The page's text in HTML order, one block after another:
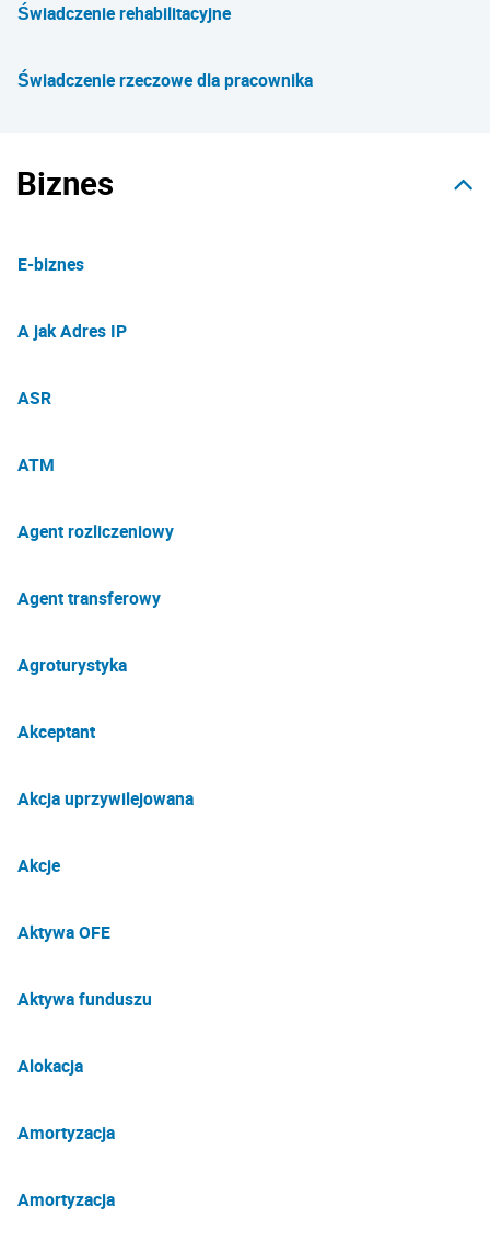
Świadczenie rehabilitacyjne
Świadczenie rzeczowe dla pracownika
Biznes
E-biznes
A jak Adres IP
ASR
ATM
Agent rozliczeniowy
Agent transferowy
Agroturystyka
Akceptant
Akcja uprzywilejowana
Akcje
Aktywa OFE
Aktywa funduszu
Alokacja
Amortyzacja
Amortyzacja